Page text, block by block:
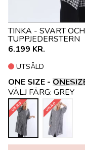
TINKA - SVART
TUPPJEDERSTERN
ONE SIZE -
UTSÅLD
6.199 KR.
VÄLJ FÄRG: GREY
UTSÅLD UTSÅLD